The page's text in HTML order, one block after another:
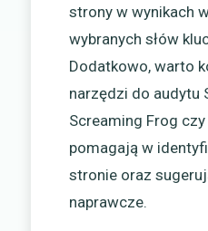
strony w wynikach
wybranych słów
Dodatkowo, warto
narzędzi do audytu
Screaming Frog
pomagają w
stronie oraz
naprawcze.